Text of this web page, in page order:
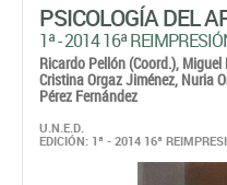
PSICOLOGÍA DEL
1ª - 2014 16ª
Ricardo Pellón (Coord.), Miguel
Cristina Orgaz Jiménez, Nuria
Pérez Fernández
U.N.E.D.
EDICIÓN: 1ª - 2014 16ª